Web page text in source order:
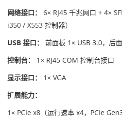
网络接口：
6× RJ45 千兆网口 + 4×
i350 / X553 控制器）
USB 接口：
前面板 1× USB 3.0，后
控制台：
1× RJ45 COM 控制台接口
显示接口：
1× VGA
扩展能力：
1× PCIe x8（运行速率 x4，PCIe Gen3